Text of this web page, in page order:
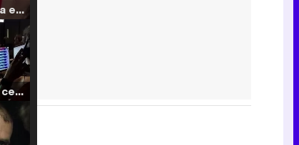
Filmin estrena el tráiler de 'Millennial Mal', su nueva comedia universitaria de la mano de Lorena Iglesias
'120 Minutos' celebra sus 2.000 programas en Telemadrid con un vídeo del día a día en la redacción